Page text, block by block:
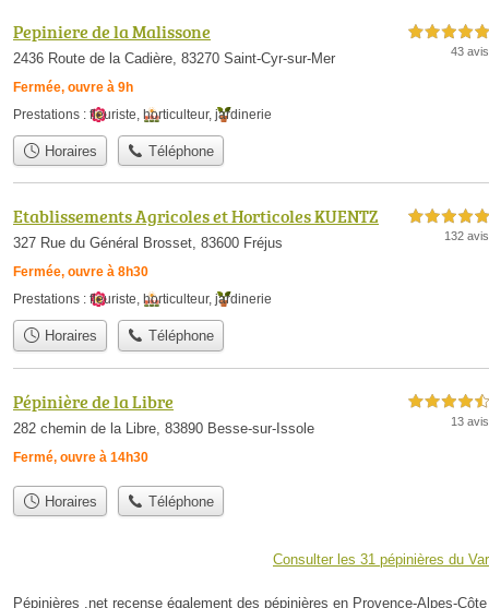
Pepiniere de la Malissone
2436 Route de la Cadière, 83270 Saint-Cyr-sur-Mer
Fermée, ouvre à 9h
5,0 étoiles sur 5
43 avis
Prestations : fleuriste horticulteur, jardinerie
Horaires Téléphone
Etablissements Agricoles et Horticoles KUENTZ
327 Rue du Général Brosset, 83600 Fréjus
Fermée, ouvre à 8h30
5,0 étoiles sur 5
132 avis
Prestations : fleuriste, horticulteur, jardinerie
Horaires Téléphone
Pépinière de la Libre
282 chemin de la Libre, 83890 Besse-sur-Issole
Fermé, ouvre à 14h30
4,5 étoiles sur 5
13 avis
Horaires Téléphone
Consulter les 31 pépinières du Var
Pépinières .net recense également des pépinières en Provence-Alpes-Côte